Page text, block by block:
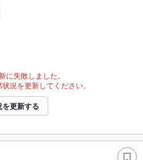
に失敗しました。
況を更新してください。
を更新する